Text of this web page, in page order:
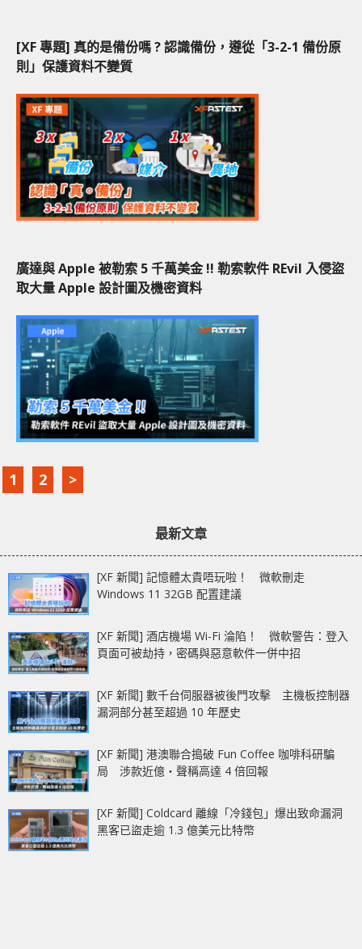
[XF 專題] 真的是備份嗎 ? 認識備份，遵從「3-2-1 備份原
則」保護資料不變質
廣達與 Apple 被勒索 5 千萬美金 !! 勒索軟件 REvil 入侵盜
取大量 Apple 設計圖及機密資料
1 2 >
最新文章
[XF 新聞] 記憶體太貴唔玩啦！ 微軟刪走
Windows 11 32GB 配置建議
[XF 新聞] 酒店機場 Wi-Fi 淪陷！ 微軟警告：登入
頁面可被劫持，密碼與惡意軟件一併中招
[XF 新聞] 數千台伺服器被後門攻擊 主機板控制器
漏洞部分甚至超過 10 年歷史
[XF 新聞] 港澳聯合搗破 Fun Coffee 咖啡科研騙
局 涉款近億‧聲稱高達 4 倍回報
[XF 新聞] Coldcard 離線「冷錢包」爆出致命漏洞
黑客已盜走逾 1.3 億美元比特幣